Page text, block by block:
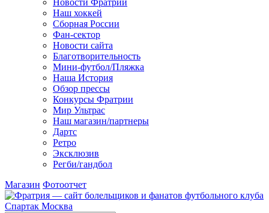
Новости Фратрии
Наш хоккей
Сборная России
Фан-cектор
Новости сайта
Благотворительность
Мини-футбол/Пляжка
Наша История
Обзор прессы
Конкурсы Фратрии
Мир Ультрас
Наш магазин/партнеры
Дартс
Ретро
Эксклюзив
Регби/гандбол
Магазин Фотоотчет